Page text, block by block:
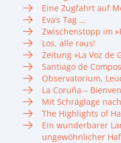
Eine Zugfahrt auf
Eva’s Tag …
Zwischenstopp im
Los, alle raus!
Zeitung »La Voz de
Santiago de
Observatorium,
La Coruña –
Mit Schräglage
The Highlights of
Ein wunderbarer
ungewöhnlicher